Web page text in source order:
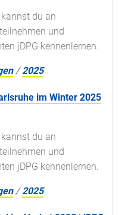
du an
und
jDPG kennenlernen.
/2025
im Winter 2025
du an
und
jDPG kennenlernen.
/2025